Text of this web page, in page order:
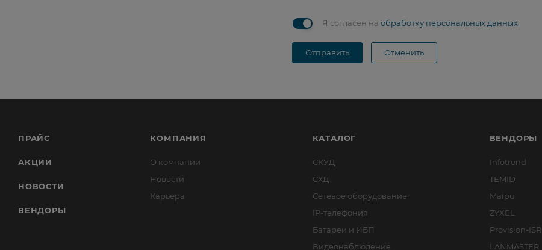
Я согласен на обработку персональных данных
Отправить Отменить
ПРАЙС
АКЦИИ
НОВОСТИ
ВЕНДОРЫ
КОМПАНИЯ
О компании
Новости
Карьера
КАТАЛОГ
СКУД
СХД
Сетевое оборудование
IP-телефония
Батареи и ИБП
Видеонаблюдение
ВЕНДОРЫ
Infotrend
TEMID
Maipu
ZYXEL
Provision-ISR
LANMASTER